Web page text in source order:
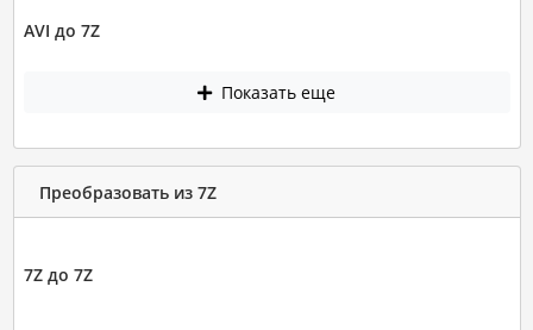
AVI до 7Z
Показать еще
Преобразовать из 7Z
7Z до 7Z